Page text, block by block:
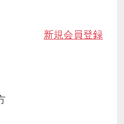
新規会員登録